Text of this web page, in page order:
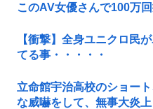
このAV女優さんで100万
【衝撃】全身ユニクロ民
てる事・・・・・
立命館宇治高校のショー
な威嚇をして、無事大炎